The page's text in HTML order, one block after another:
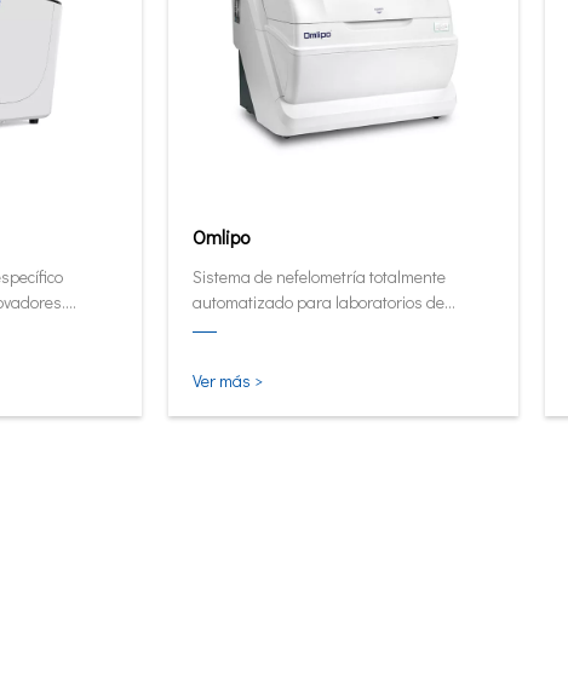
y
Omlipo
Sistema de nefelometría totalmente
automatizado para laboratorios de
rendimiento de volumen medio a alto.
Ver más >